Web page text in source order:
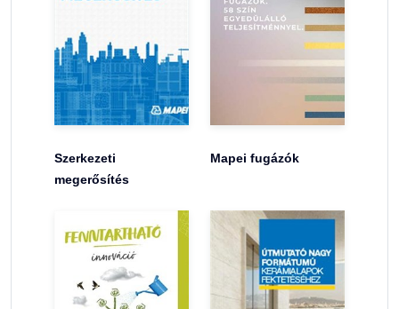
Szerkezeti
megerősítés
Mapei fugázók